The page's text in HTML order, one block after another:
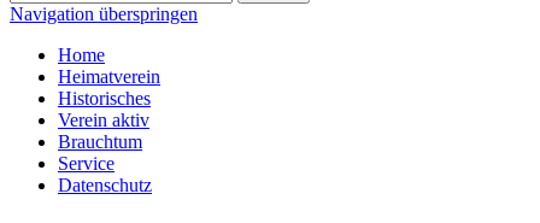
Navigation überspringen
Home
Heimatverein
Historisches
Verein aktiv
Brauchtum
Service
Datenschutz